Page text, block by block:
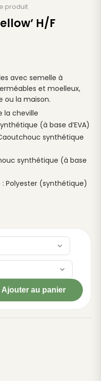
produit
H/F
avec semelle à
et moelleux,
ou la maison.
la cheville
(à base d’EVA)
synthétique
synthétique (à base
: Polyester (synthétique)
Ajouter au panier